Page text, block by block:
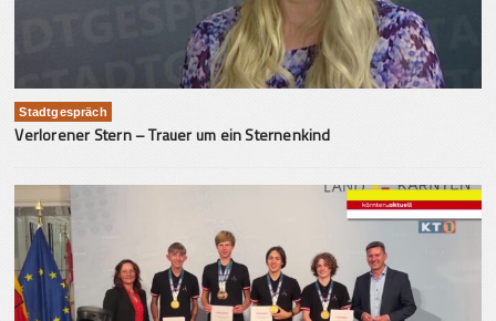
Stadtgespräch
Verlorener Stern – Trauer um ein Sternenkind